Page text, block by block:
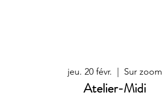
jeu. 20 févr. Sur zoom
Atelier-Midi